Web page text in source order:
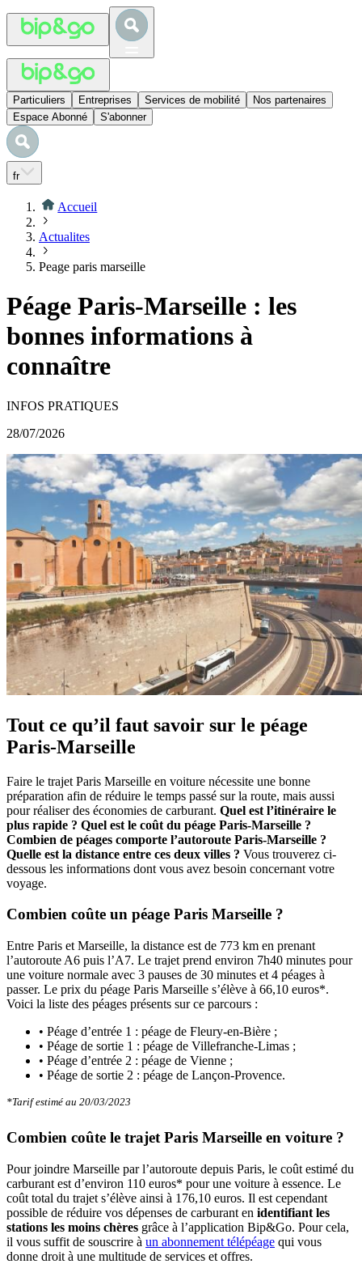
Particuliers Entreprises Services de mobilité
Nos partenaires
Espace Abonné
S'abonner
fr
Accueil
Actualites
Peage paris marseille
Péage Paris-Marseille : les
bonnes informations à
connaître
INFOS PRATIQUES
28/07/2026
Tout ce qu’il faut savoir sur le péage
Paris-Marseille
Faire le trajet Paris Marseille en voiture nécessite une bonne
préparation afin de réduire le temps passé sur la route, mais aussi
pour réaliser des économies de carburant. Quel est l’itinéraire le
plus rapide ? Quel est le coût du péage Paris-Marseille ?
Combien de péages comporte l’autoroute Paris-Marseille ?
Quelle est la distance entre ces deux villes ? Vous trouverez ci-
dessous les informations dont vous avez besoin concernant votre
voyage.
Combien coûte un péage Paris Marseille ?
Entre Paris et Marseille, la distance est de 773 km en prenant
l’autoroute A6 puis l’A7. Le trajet prend environ 7h40 minutes pour
une voiture normale avec 3 pauses de 30 minutes et 4 péages à
passer. Le prix du péage Paris Marseille s’élève à 66,10 euros*.
Voici la liste des péages présents sur ce parcours :
• Péage d’entrée 1 : péage de Fleury-en-Bière ;
• Péage de sortie 1 : péage de Villefranche-Limas ;
• Péage d’entrée 2 : péage de Vienne ;
• Péage de sortie 2 : péage de Lançon-Provence.
*Tarif estimé au 20/03/2023
Combien coûte le trajet Paris Marseille en voiture ?
Pour joindre Marseille par l’autoroute depuis Paris, le coût estimé du
carburant est d’environ 110 euros* pour une voiture à essence. Le
coût total du trajet s’élève ainsi à 176,10 euros. Il est cependant
possible de réduire vos dépenses de carburant en identifiant les
stations les moins chères grâce à l’application Bip&Go. Pour cela,
il vous suffit de souscrire à un abonnement télépéage qui vous
donne droit à une multitude de services et offres.